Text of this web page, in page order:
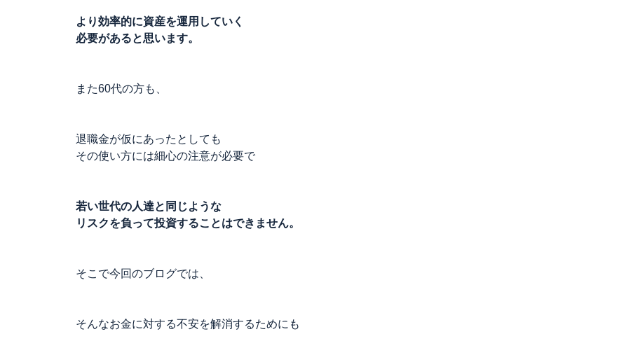
より効率的に資産を運用していく
必要があると思います。
また60代の方も、
退職金が仮にあったとしても
その使い方には細心の注意が必要で
若い世代の人達と同じような
リスクを負って投資することはできません。
そこで今回のブログでは、
そんなお金に対する不安を解消するためにも